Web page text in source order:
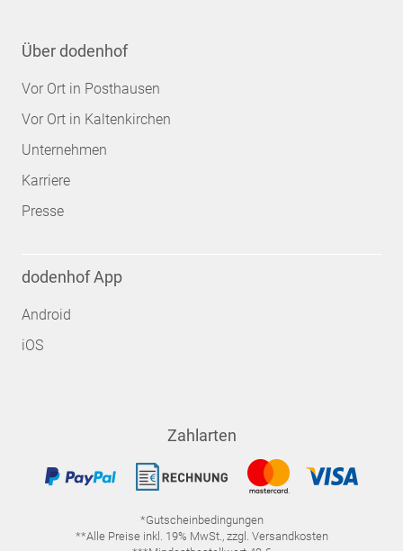
Über dodenhof
Vor Ort in Posthausen
Vor Ort in Kaltenkirchen
Unternehmen
Karriere
Presse
dodenhof App
Android
iOS
Zahlarten
*Gutscheinbedingungen
**Alle Preise inkl. 19% MwSt., zzgl. Versandkosten